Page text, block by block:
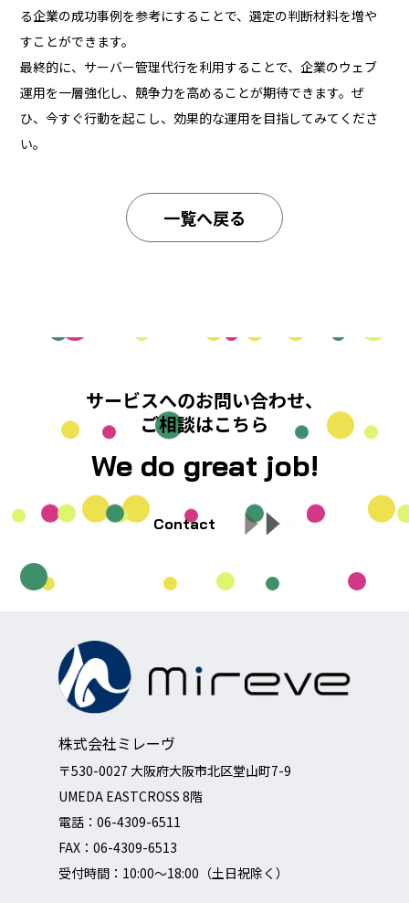
る企業の成功事例を参考にすることで、選定の判断材料を増や
すことができます。
最終的に、サーバー管理代行を利用することで、企業のウェブ
運用を一層強化し、競争力を高めることが期待できます。ぜ
ひ、今すぐ行動を起こし、効果的な運用を目指してみてくださ
い。
一覧へ戻る
サービスへのお問い合わせ、
ご相談はこちら
We do great job!
Contact
株式会社ミレーヴ
〒530-0027 大阪府大阪市北区堂山町7-9
UMEDA EASTCROSS 8階
電話： 06-4309-6511
FAX：06-4309-6513
受付時間：10:00～18:00（土日祝除く）